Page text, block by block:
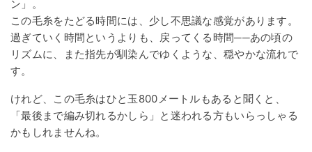
ン」。
この毛糸をたどる時間には、少し不思議な感覚があります。
過ぎていく時間というよりも、戻ってくる時間──あの頃の
リズムに、また指先が馴染んでゆくような、穏やかな流れで
す。
けれど、この毛糸はひと玉800メートルもあると聞くと、
「最後まで編み切れるかしら」と迷われる方もいらっしゃる
かもしれませんね。